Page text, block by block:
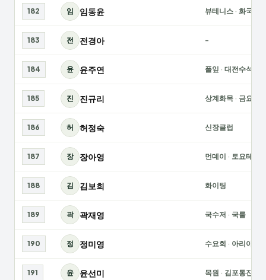
182 임 임동윤 뷰테니스 · 화국화
183 전 전경아 -
184 윤 윤주연 풀잎 · 대전수석에
185 진 진규리 상계화목 · 금요
186 허 허정숙 신장클럽
187 장 장아영 먼데이 · 토요테
188 김 김보희 화이팅
189 곽 곽재영 국수저 · 국룰
190 정 정미영 수요회 · 아리아
191 윤 윤선미 목원 · 김포통진